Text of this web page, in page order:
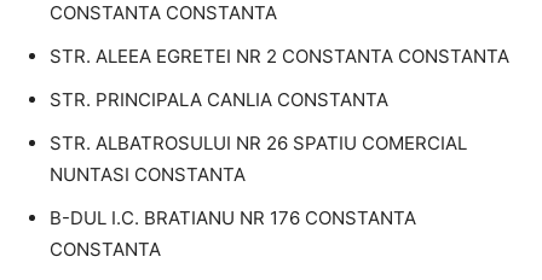
CONSTANTA CONSTANTA
STR. ALEEA EGRETEI NR 2 CONSTANTA CONSTANTA
STR. PRINCIPALA CANLIA CONSTANTA
STR. ALBATROSULUI NR 26 SPATIU COMERCIAL
NUNTASI CONSTANTA
B-DUL I.C. BRATIANU NR 176 CONSTANTA
CONSTANTA